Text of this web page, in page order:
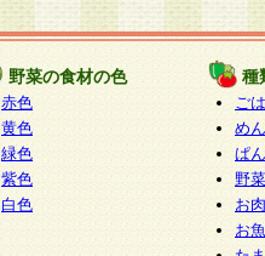
野菜の食材の色
赤色
黄色
緑色
紫色
白色
種
ご
めん
ぱん
野
お
お